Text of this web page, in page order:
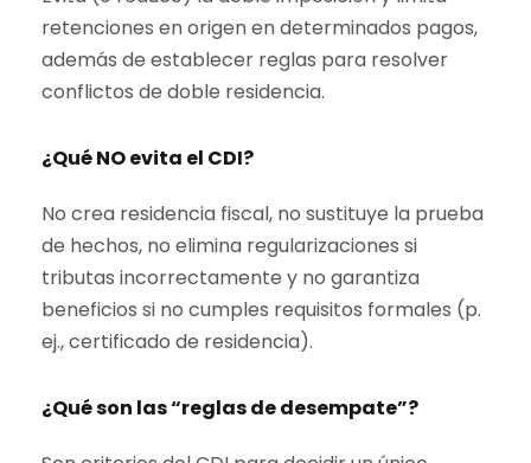
retenciones en origen en determinados pagos,
además de establecer reglas para resolver
conflictos de doble residencia.
¿Qué NO evita el CDI?
No crea residencia fiscal, no sustituye la prueba
de hechos, no elimina regularizaciones si
tributas incorrectamente y no garantiza
beneficios si no cumples requisitos formales (p.
ej., certificado de residencia).
¿Qué son las “reglas de desempate”?